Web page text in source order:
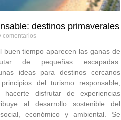
destinos primaverales
comentarios
buen tiempo aparecen las ganas de
de pequeñas escapadas.
ideas para destinos cercanos
del turismo responsable,
disfrutar de experiencias
al desarrollo sostenible del
económico y ambiental. Se